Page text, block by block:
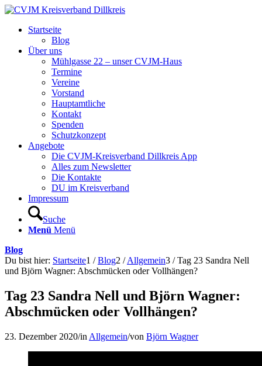
Startseite
Blog
Über uns
Mühlgasse 22 – unser CVJM-Haus
Termine
Vereine
Vorstand
Hauptamtliche
Kontakt
Spenden
Schutzkonzept
Angebote
Die CVJM-Kreisverband Dillkreis App
Alles zum Newsletter
Die Kontakte
DU im Kreisverband
Impressum
Suche
Menü Menü
Blog
Du bist hier: Startseite1 / Blog2 / Allgemein3 / Tag 23 Sandra Nell
und Björn Wagner: Abschmücken oder Vollhängen?
Tag 23 Sandra Nell und Björn Wagner:
Abschmücken oder Vollhängen?
23. Dezember 2020/in Allgemein/von Björn Wagner